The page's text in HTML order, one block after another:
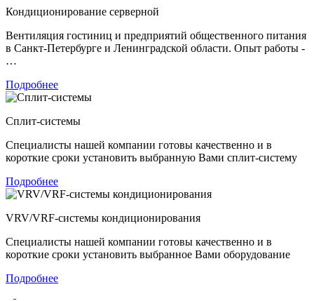
Кондиционирование серверной
Вентиляция гостиниц и предприятий общественного питания
в Санкт-Петербурге и Ленинградской области. Опыт работы -
…
Подробнее
Сплит-системы
Специалисты нашей компании готовы качественно и в
короткие сроки установить выбранную Вами сплит-систему
Подробнее
VRV/VRF-системы кондиционирования
Специалисты нашей компании готовы качественно и в
короткие сроки установить выбранное Вами оборудование
Подробнее